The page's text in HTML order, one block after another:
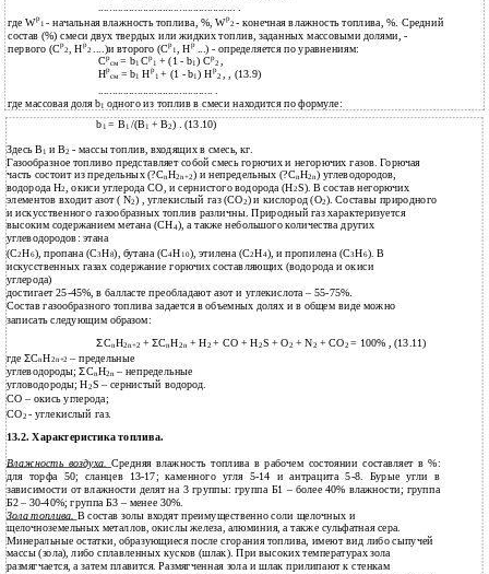
................................................. .
где Wр
1- начальная влажность топлива, %, Wр
2- конечная влажность топлива, %. Средний
состав (%) смеси двух твердых или жидких топлив, заданных массовыми долями, -
первого (Ср
2 , Hр
2 ....)и второго (Ср
1 , Hр
...) - определяется по уравнениям:
Ср
см= b1Cр
1+ (1 - b1) Cр
2,
Hр
см = b1Hр
1+ (1 - b1) Hр
2
, , (13.9)
где массовая доля b1одного из топлив в смеси находится по формуле:
b 1= В1/(В1+ В2) . (13.10)
Здесь В1 и В2- массы топлив, входящих в смесь, кг.
Газообразное топливо представляет собой смесь горючих и негорючих газов. Горючая
часть состоит из предельных (?СnH2n+2) и непредельных (?СnH2n) углеводородов,
водорода Н2 , окиси углерода СО, и сернистого водорода (Н2S). В состав негорючих
элементов входит азот ( N2) , углекислый газ (СO2) и кислород (О2). Составы природного
и искусственного газообразных топлив различны. Природный газ характеризуется
высоким содержанием метана (СH4), а также небольшого количества других
углеводородов: этана
(С2H6), пропана (С3H8), бутана (С4H 10), этилена (С2H4), и пропилена (С3H6). В
искусственных газах содержание горючих составляющих (водорода и окиси
углерода)
достигает 25-45%, в балласте преобладают азот и углекислота – 55-75%.
Состав газообразного топлива задается в объемных долях и в общем виде можно
записать следующим образом:
ΣСnH2n+2 +ΣСnH2n + Н2+ СО + Н2S + О2 + N2 + CО2= 100% , (13.11)
где ΣСnH2n+2– предельные
углеводороды;ΣСnH2n– непредельные
угловодороды; Н2S – сернистый водород.
СО – окись углерода;
CО2- углекислый газ.
13.2. Характеристика топлива.
Влажность воздуха.Средняя влажность топлива в рабочем состоянии составляет в %:
для торфа 50; сланцев 13-17; каменного угля 5-14 и антрацита 5-8. Бурые угли в
зависимости от влажности делят на 3 группы: группа Б1 – более 40% влажности; группа
Б2 – 30-40%; группа Б3 – менее 30%.
Зола топлива. В состав золы входят преимущественно соли щелочных и
щелочноземельных металлов, окислы железа, алюминия, а также сульфатная сера.
Минеральные остатки, образующиеся после сгорания топлива, имеют вид либо сыпучей
массы (зола), либо сплавленных кусков (шлак). При высоких температурах зола
размягчается, а затем плавится. Размягченная зола и шлак прилипают к стенкам